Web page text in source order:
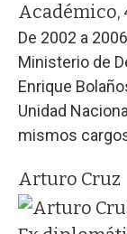
Académico,
De 2002 a
Ministerio de
Enrique
Unidad
mismos
Arturo Cruz